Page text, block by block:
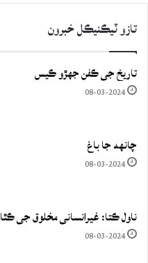
تازو ٽيڪنيڪل خبرون
تاريخ جي ڪفن جھڙو ڪيس
08-03-2024
چانهه جا باغ
08-03-2024
ناول ڪتا: غيرانساني مخلوق جي ڪٿا
08-03-2024